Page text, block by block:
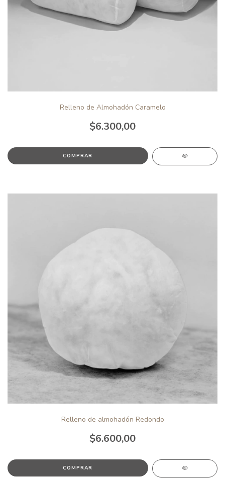
Relleno de Almohadón Caramelo
$6.300,00
COMPRAR
Relleno de almohadón Redondo
$6.600,00